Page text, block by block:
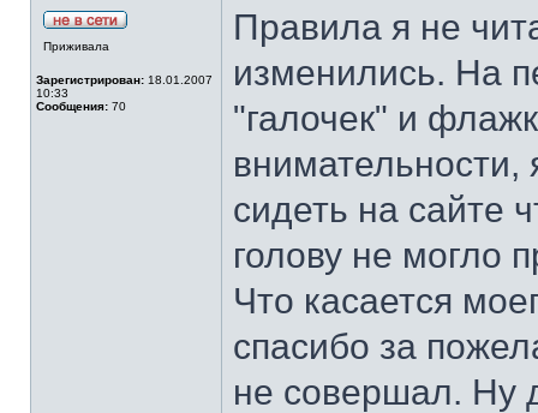
Приживала
Зарегистрирован: 18.01.2007
10:33
Сообщения: 70
Правила я не
изменились. На
"галочек" и
внимательности,
сидеть на сайте
голову не могло
Что касается
спасибо за
не совершал. Ну